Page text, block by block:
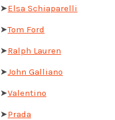
➤Elsa Schiaparelli
➤Tom Ford
➤Ralph Lauren
➤John Galliano
➤Valentino
➤Prada